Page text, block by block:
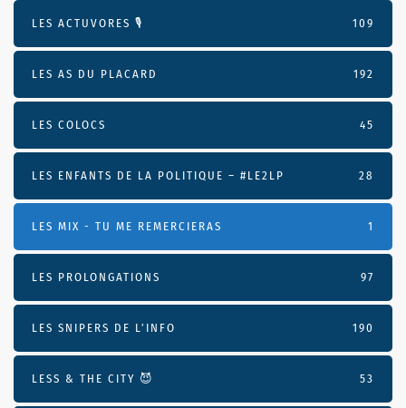
LES ACTUVORES 🎙 109
LES AS DU PLACARD 192
LES COLOCS 45
LES ENFANTS DE LA POLITIQUE – #LE2LP 28
LES MIX - TU ME REMERCIERAS 1
LES PROLONGATIONS 97
LES SNIPERS DE L’INFO 190
LESS & THE CITY 😈 53